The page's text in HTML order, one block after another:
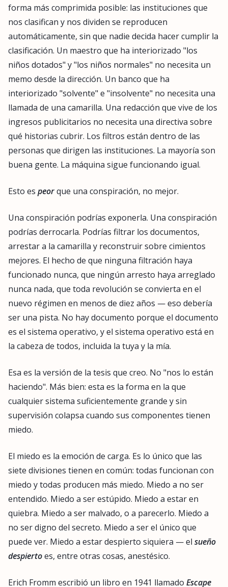
forma más comprimida posible: las instituciones que
nos clasifican y nos dividen se reproducen
automáticamente, sin que nadie decida hacer cumplir la
clasificación. Un maestro que ha interiorizado "los
niños dotados" y "los niños normales" no necesita un
memo desde la dirección. Un banco que ha
interiorizado "solvente" e "insolvente" no necesita una
llamada de una camarilla. Una redacción que vive de los
ingresos publicitarios no necesita una directiva sobre
qué historias cubrir. Los filtros están dentro de las
personas que dirigen las instituciones. La mayoría son
buena gente. La máquina sigue funcionando igual.
Esto es peorque una conspiración, no mejor.
Una conspiración podrías exponerla. Una conspiración
podrías derrocarla. Podrías filtrar los documentos,
arrestar a la camarilla y reconstruir sobre cimientos
mejores. El hecho de que ninguna filtración haya
funcionado nunca, que ningún arresto haya arreglado
nunca nada, que toda revolución se convierta en el
nuevo régimen en menos de diez años — eso debería
ser una pista. No hay documento porque el documento
es el sistema operativo, y el sistema operativo está en
la cabeza de todos, incluida la tuya y la mía.
Esa es la versión de la tesis que creo. No "nos lo están
haciendo". Más bien: esta es la forma en la que
cualquier sistema suficientemente grande y sin
supervisión colapsa cuando sus componentes tienen
miedo.
El miedo es la emoción de carga. Es lo único que las
siete divisiones tienen en común: todas funcionan con
miedo y todas producen más miedo. Miedo a no ser
entendido. Miedo a ser estúpido. Miedo a estar en
quiebra. Miedo a ser malvado, o a parecerlo. Miedo a
no ser digno del secreto. Miedo a ser el único que
puede ver. Miedo a estar despierto siquiera — el sueño
despiertoes, entre otras cosas, anestésico.
Erich Fromm escribió un libro en 1941 llamado Escape